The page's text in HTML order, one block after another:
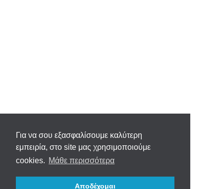
Για να σου εξασφαλίσουμε καλύτερη
εμπειρία, στο site μας χρησιμοποιούμε
cookies. Μάθε περισσότερα
Αποδέχομαι